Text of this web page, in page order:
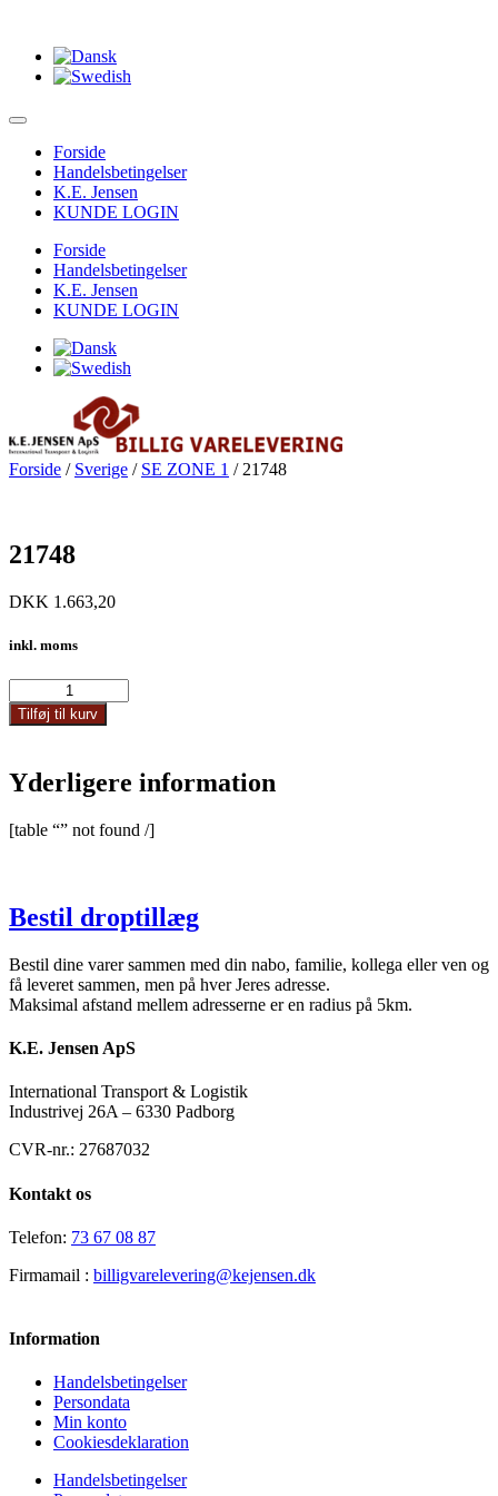
Forside
Handelsbetingelser
K.E. Jensen
KUNDE LOGIN
Forside
Handelsbetingelser
K.E. Jensen
KUNDE LOGIN
Forside / Sverige / SE ZONE 1 / 21748
21748
DKK 1.663,20
inkl. moms
antal
Tilføj til kurv
Yderligere information
[table “” not found /]
Bestil droptillæg
Bestil dine varer sammen med din nabo, familie, kollega eller ven og
få leveret sammen, men på hver Jeres adresse.
Maksimal afstand mellem adresserne er en radius på 5km.
K.E. Jensen ApS
International Transport & Logistik
Industrivej 26A – 6330 Padborg
CVR-nr.: 27687032
Kontakt os
Telefon: 73 67 08 87
Firmamail : billigvarelevering@kejensen.dk
Information
Handelsbetingelser
Persondata
Min konto
Cookiesdeklaration
Handelsbetingelser